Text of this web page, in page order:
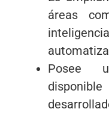
áreas
Posee